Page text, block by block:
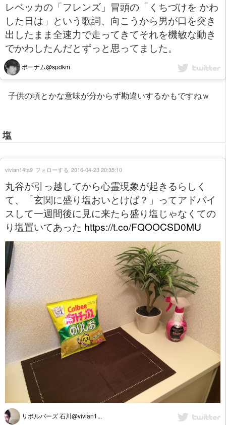
レベッカの「フレンズ」冒頭の「くちづけを かわ
した日は」という歌詞、向こうから男が口を突き
出したまま全速力で走ってきてそれを機敏な動き
でかわしたんだとずっと思ってました。
ボーナム@spdkm
子供の頃とかな意味が分からず勘違いするかもですねｗ
塩
丸谷が引っ越してから心霊現象が起きるらしく
て、「玄関に盛り塩おいとけば？」ってアドバイ
スして一週間後に見に来たら盛り塩じゃなくての
り塩置いてあった https://t.co/FQOOCSD0MU
リボルバーズ 石川@vivian1...
vivian14ta9 フォローする 2016-04-23 20:35:10